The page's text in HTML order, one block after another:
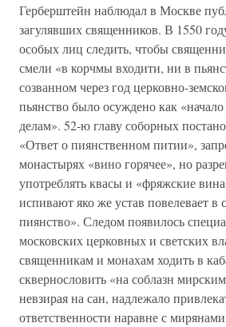
Герберштейн наблюдал в Москве
загулявших священников. В 1550
особых лиц следить, чтобы
смели «в корчмы входити, ни в
созванном через год церковно-
пьянство было осуждено как
делам». 52-ю главу соборных
«Ответ о пиянственном питии»,
монастырях «вино горячее», но
употреблять квасы и «фряжские
испивают яко же устав повелевает
пиянство». Следом появилось
московских церковных и светских
священникам и монахам ходить в
сквернословить «на соблазн
невзирая на сан, надлежало
ответственности наравне с